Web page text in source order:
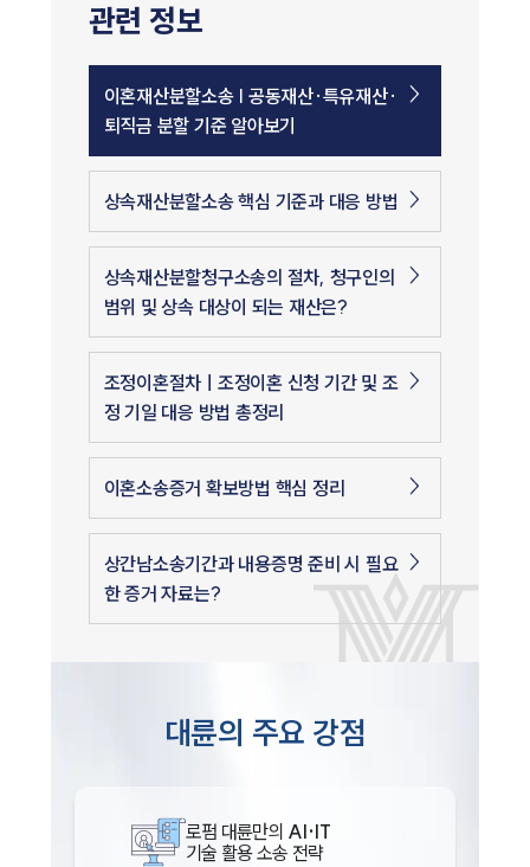
관련 정보
이혼재산분할소송 | 공동재산·특유재산·
퇴직금 분할 기준 알아보기
상속재산분할소송 핵심 기준과 대응 방법
상속재산분할청구소송의 절차, 청구인의
범위 및 상속 대상이 되는 재산은?
조정이혼절차ㅣ조정이혼 신청 기간 및 조
정 기일 대응 방법 총정리
이혼소송증거 확보방법 핵심 정리
상간남소송기간과 내용증명 준비 시 필요
한 증거 자료는?
대륜의 주요 강점
로펌 대륜만의 AI·IT
기술 활용 소송 전략